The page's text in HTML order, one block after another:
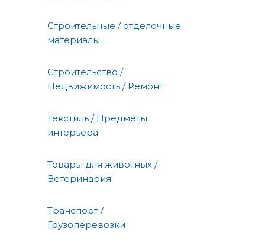
Строительные / отделочные
материалы
Строительство /
Недвижимость / Ремонт
Текстиль / Предметы
интерьера
Товары для животных /
Ветеринария
Транспорт /
Грузоперевозки